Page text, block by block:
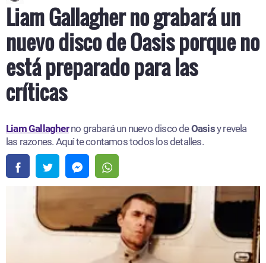
Liam Gallagher no grabará un
nuevo disco de Oasis porque no
está preparado para las
críticas
Liam Gallagherno grabará un nuevo disco deOasisy revela
las razones. Aquí te contamos todos los detalles.